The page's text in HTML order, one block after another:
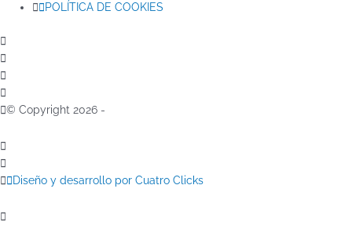
POLÍTICA DE COOKIES
© Copyright 2026 -
Diseño y desarrollo por Cuatro Clicks